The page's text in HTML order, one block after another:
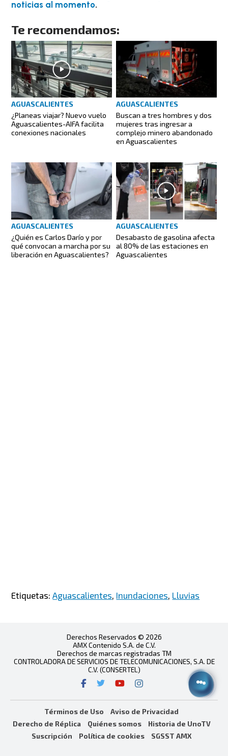
noticias al momento.
Te recomendamos:
AGUASCALIENTES
¿Planeas viajar? Nuevo vuelo
Aguascalientes-AIFA facilita
conexiones nacionales
AGUASCALIENTES
Buscan a tres hombres y dos
mujeres tras ingresar a
complejo minero abandonado
en Aguascalientes
AGUASCALIENTES
¿Quién es Carlos Darío y por
qué convocan a marcha por su
liberación en Aguascalientes?
AGUASCALIENTES
Desabasto de gasolina afecta
al 80% de las estaciones en
Aguascalientes
Etiquetas:Aguascalientes Inundaciones Lluvias
Derechos Reservados © 2026
AMX Contenido S.A. de C.V.
Derechos de marcas registradas TM
CONTROLADORA DE SERVICIOS DE TELECOMUNICACIONES, S.A. DE
C.V. (CONSERTEL)
Términos de Uso
Aviso de Privacidad
Derecho de Réplica
Quiénes somos
Historia de UnoTV
Suscripción
Política de cookies SGSST AMX